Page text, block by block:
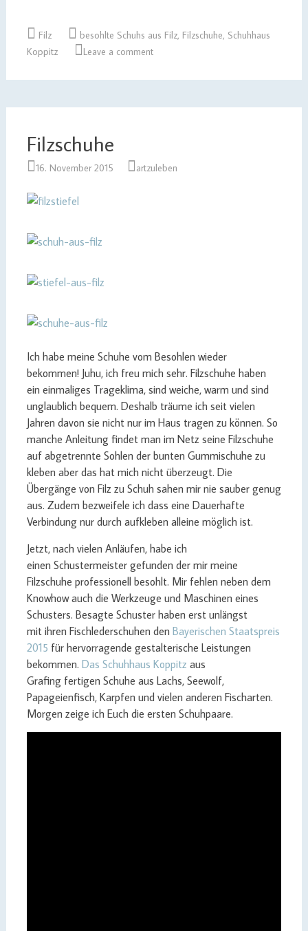
Filz besohlte Schuhs aus Filz, Filzschuhe, Schuhhaus
Koppitz
Leave a comment
Filzschuhe
16. November 2015 artzuleben
Ich habe meine Schuhe vom Besohlen wieder
bekommen! Juhu, ich freu mich sehr. Filzschuhe haben
ein einmaliges Trageklima, sind weiche, warm und sind
unglaublich bequem. Deshalb träume ich seit vielen
Jahren davon sie nicht nur im Haus tragen zu können. So
manche Anleitung findet man im Netz seine Filzschuhe
auf abgetrennte Sohlen der bunten Gummischuhe zu
kleben aber das hat mich nicht überzeugt. Die
Übergänge von Filz zu Schuh sahen mir nie sauber genug
aus. Zudem bezweifele ich dass eine Dauerhafte
Verbindung nur durch aufkleben alleine möglich ist.
Jetzt, nach vielen Anläufen, habe ich
einen Schustermeister gefunden der mir meine
Filzschuhe professionell besohlt. Mir fehlen neben dem
Knowhow auch die Werkzeuge und Maschinen eines
Schusters. Besagte Schuster haben erst unlängst
mit ihren Fischlederschuhen den Bayerischen Staatspreis
2015 für hervorragende gestalterische Leistungen
bekommen. Das Schuhhaus Koppitz aus
Grafing fertigen Schuhe aus Lachs, Seewolf,
Papageienfisch, Karpfen und vielen anderen Fischarten.
Morgen zeige ich Euch die ersten Schuhpaare.